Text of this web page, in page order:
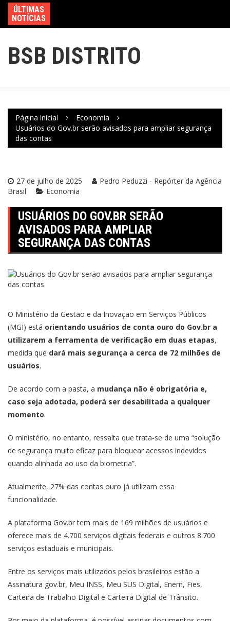
ÚLTIMAS
NOTÍCIAS
BSB DISTRITO
Página inicial
Economia
Usuários do Gov.br serão avisados para ampliar segurança
das contas
27 de julho de 2025
Pedro Peduzzi - Repórter da Agência
Brasil
Economia
USUÁRIOS DO GOV.BR SERÃO
AVISADOS PARA AMPLIAR
SEGURANÇA DAS CONTAS
O Ministério da Gestão e da Inovação em Serviços Públicos
(MGI) está orientando usuários de conta ouro do Gov.br a
utilizarem a ferramenta de verificação em duas etapas,
medida que dará mais segurança a cerca de 72 milhões de
usuários.
De acordo com a pasta, a mudança não é obrigatória e,
caso seja adotada, poderá ser desabilitada a qualquer
momento.
O ministério, no entanto, ressalta que trata-se de uma “solução
de segurança muito eficaz para bloquear acessos indevidos
quando alinhada ao uso da biometria”.
Atualmente, 27% das contas ouro já utilizam essa
funcionalidade.
A plataforma Gov.br tem mais de 169 milhões de usuários e
oferece mais de 4.700 serviços digitais federais e outros 8.700
serviços estaduais e municipais.
Entre os serviços mais utilizados pelos brasileiros estão a
Assinatura gov.br, Meu INSS, Meu SUS Digital, Enem, Fies,
Carteira de Trabalho Digital e Carteira Digital de Trânsito.